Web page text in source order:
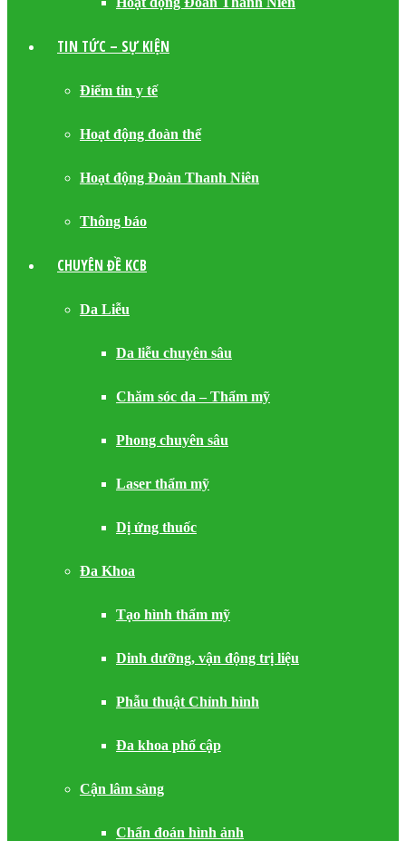
TIN TỨC – SỰ KIỆN
Điểm tin y tế
Hoạt động đoàn thể
Hoạt động Đoàn Thanh Niên
Thông báo
CHUYÊN ĐỀ KCB
Da Liễu
Da liễu chuyên sâu
Chăm sóc da – Thẩm mỹ
Phong chuyên sâu
Laser thẩm mỹ
Dị ứng thuốc
Đa Khoa
Tạo hình thẩm mỹ
Dinh dưỡng, vận động trị liệu
Phẫu thuật Chỉnh hình
Đa khoa phổ cập
Cận lâm sàng
Chẩn đoán hình ảnh